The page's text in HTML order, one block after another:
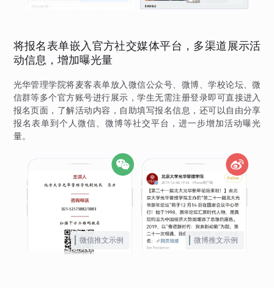
将报名表单嵌入官方社交媒体平台，多渠道展示活
动信息，增加曝光量
光华管理学院将麦客表单放入微信公众号、微博、学校论坛、微
信群等多个官方账号进行展示，学生无需注册登录即可直接进入
报名页面，了解活动内容，自助填写报名信息，还可以自由分享
报名表单到个人微信、微博等社交平台，进一步增加活动曝光
量。
微信推文示例 微博推文示例